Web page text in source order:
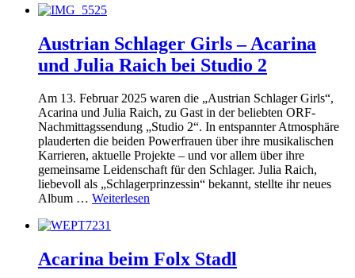
Austrian Schlager Girls – Acarina
und Julia Raich bei Studio 2
Am 13. Februar 2025 waren die „Austrian Schlager Girls“,
Acarina und Julia Raich, zu Gast in der beliebten ORF-
Nachmittagssendung „Studio 2“. In entspannter Atmosphäre
plauderten die beiden Powerfrauen über ihre musikalischen
Karrieren, aktuelle Projekte – und vor allem über ihre
gemeinsame Leidenschaft für den Schlager. Julia Raich,
liebevoll als „Schlagerprinzessin“ bekannt, stellte ihr neues
Album … Weiterlesen
Acarina beim Folx Stadl